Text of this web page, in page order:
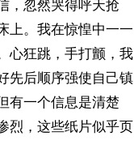
，忽然哭得呼天抢
上。我在惊惶中一一
心狂跳，手打颤，我
先后顺序强使自己镇
有一个信息是清楚
烈，这些纸片似乎页